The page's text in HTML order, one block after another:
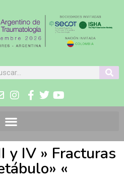
y IV » Fracturas
«